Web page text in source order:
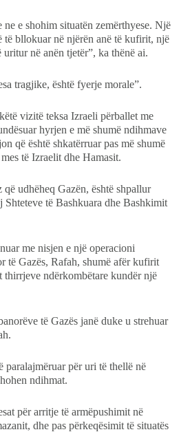
e shohim situatën zemërthyese. Një
të bllokuar në njërën anë të kufirit, një
në anën tjetër”, ka thënë ai.
tragjike, është fyerje morale”.
vizitë teksa Izraeli përballet me
hyrjen e më shumë ndihmave
që është shkatërruar pas më shumë
të Izraelit dhe Hamasit.
udhëheq Gazën, është shpallur
Shteteve të Bashkuara dhe Bashkimit
me nisjen e një operacioni
të Gazës, Rafah, shumë afër kufirit
thirrjeve ndërkombëtare kundër një
të Gazës janë duke u strehuar
paralajmëruar për uri të thellë në
ndihmat.
për arritje të armëpushimit në
dhe pas përkeqësimit të situatës